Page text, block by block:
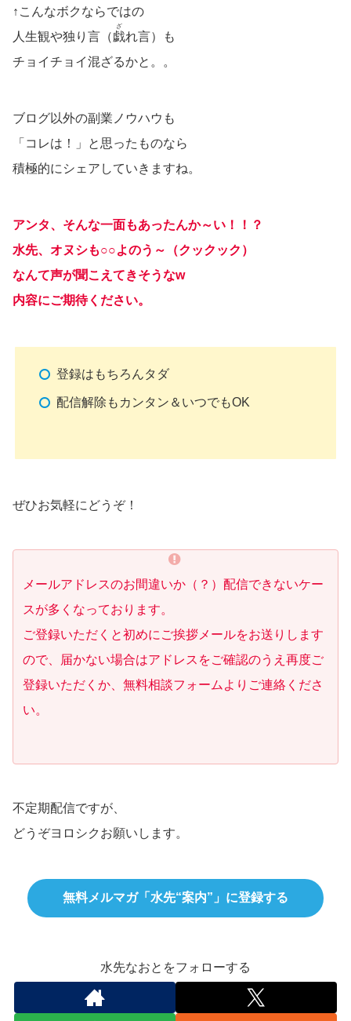
↑こんなボクならではの
人生観や独り言（戯
ざ
れ言）も
チョイチョイ混ざるかと。。
ブログ以外の副業ノウハウも
「コレは！」と思ったものなら
積極的にシェアしていきますね。
アンタ、そんな一面もあったんか～い！！？
水先、オヌシも○○よのう～（クックック）
なんて声が聞こえてきそうなw
内容にご期待ください。
登録はもちろんタダ
配信解除もカンタン＆いつでもOK
ぜひお気軽にどうぞ！
メールアドレスのお間違いか（？）配信できないケー
スが多くなっております。
ご登録いただくと初めにご挨拶メールをお送りします
ので、届かない場合はアドレスをご確認のうえ再度ご
登録いただくか、無料相談フォームよりご連絡くださ
い。
不定期配信ですが、
どうぞヨロシクお願いします。
無料メルマガ「水先“案内”」に登録する
水先なおとをフォローする